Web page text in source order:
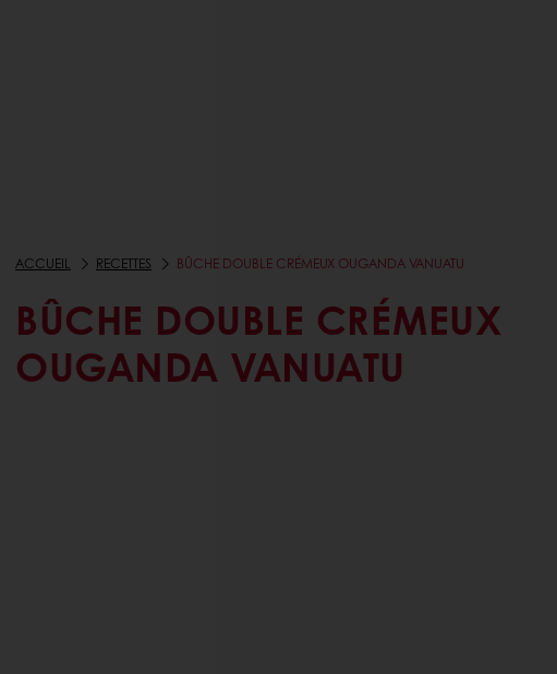
ACCUEIL RECETTES BÛCHE DOUBLE CRÉMEUX OUGANDA VANUATU
BÛCHE DOUBLE CRÉMEUX
OUGANDA VANUATU